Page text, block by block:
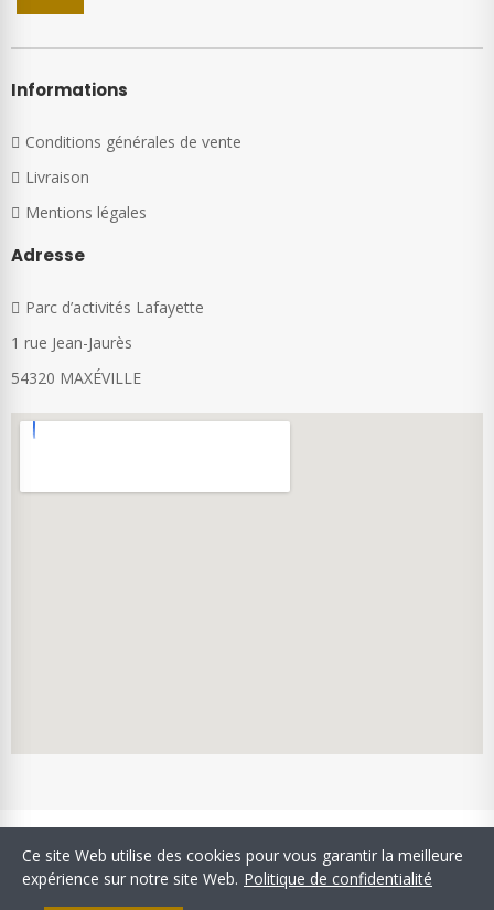
Informations
Conditions générales de vente
Livraison
Mentions légales
Adresse
Parc d’activités Lafayette
1 rue Jean-Jaurès
54320 MAXÉVILLE
SIRET: 34400898200029 - APE: 1082Z - TVA Intracommunautaire:
FR 173 4400 8982
Ce site Web utilise des cookies pour vous garantir la meilleure
expérience sur notre site Web. Politique de confidentialité